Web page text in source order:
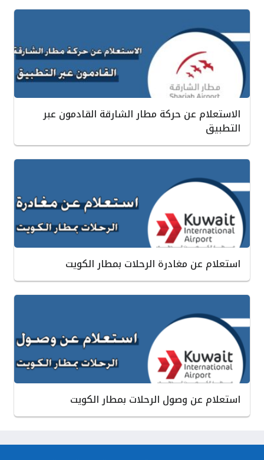
الاستعلام عن حركة مطار الشارقة القادمون عبر
التطبيق
استعلام عن مغادرة الرحلات بمطار الكويت
استعلام عن وصول الرحلات بمطار الكويت